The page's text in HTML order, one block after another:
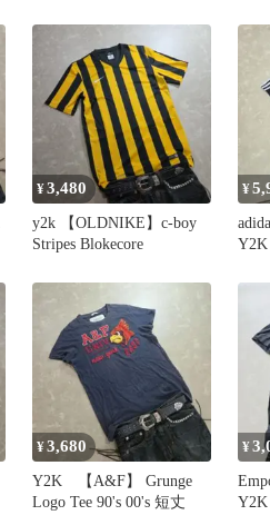
ャ
¥3,480
y2k 【OLDNIKE】c-boy
Stripes Blokecore
¥
¥3,680
Y2K 【A&F】 Grunge
Logo Tee 90's 00's 短丈
¥
Y2K